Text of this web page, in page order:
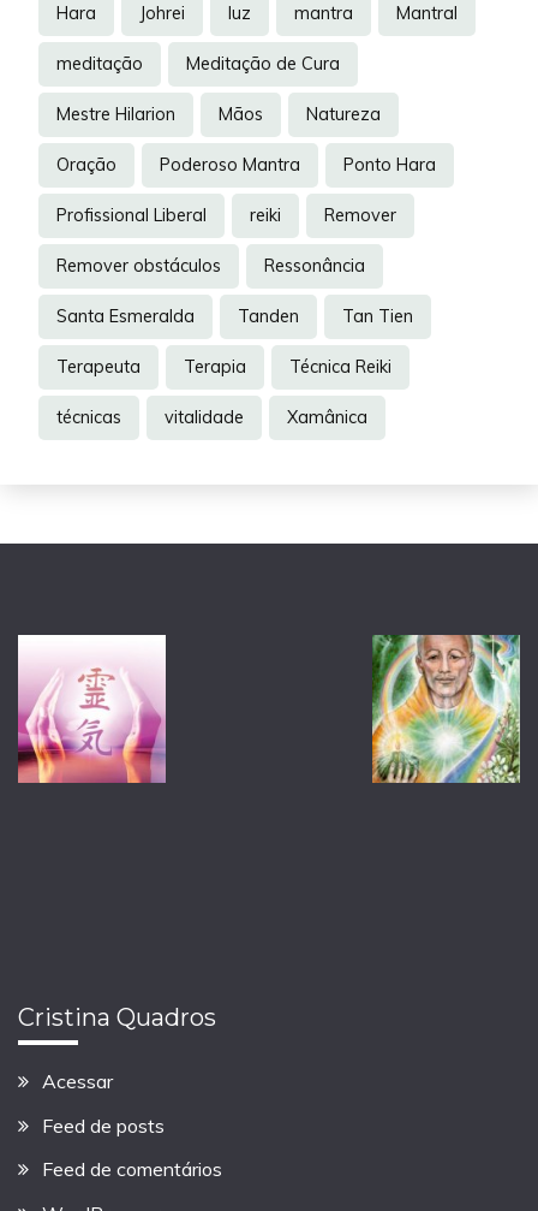
Hara Johrei luz mantra Mantral
meditação Meditação de Cura
Mestre Hilarion Mãos Natureza
Oração Poderoso Mantra Ponto Hara
Profissional Liberal reiki Remover
Remover obstáculos Ressonância
Santa Esmeralda Tanden Tan Tien
Terapeuta Terapia Técnica Reiki
técnicas vitalidade Xamânica
Cristina Quadros
Acessar
Feed de posts
Feed de comentários